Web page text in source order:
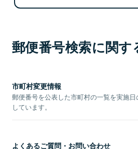
郵便番号検索に関す
市町村変更情報
郵便番号を公表した市町村の一覧を実施
しています。
よくあるご質問・お問い合わせ